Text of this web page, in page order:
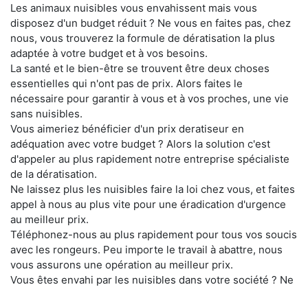
Les animaux nuisibles vous envahissent mais vous
disposez d'un budget réduit ? Ne vous en faites pas, chez
nous, vous trouverez la formule de dératisation la plus
adaptée à votre budget et à vos besoins.
La santé et le bien-être se trouvent être deux choses
essentielles qui n'ont pas de prix. Alors faites le
nécessaire pour garantir à vous et à vos proches, une vie
sans nuisibles.
Vous aimeriez bénéficier d'un prix deratiseur en
adéquation avec votre budget ? Alors la solution c'est
d'appeler au plus rapidement notre entreprise spécialiste
de la dératisation.
Ne laissez plus les nuisibles faire la loi chez vous, et faites
appel à nous au plus vite pour une éradication d'urgence
au meilleur prix.
Téléphonez-nous au plus rapidement pour tous vos soucis
avec les rongeurs. Peu importe le travail à abattre, nous
vous assurons une opération au meilleur prix.
Vous êtes envahi par les nuisibles dans votre société ? Ne